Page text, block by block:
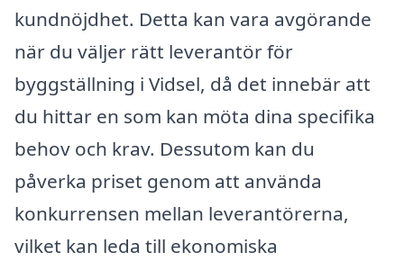
kundnöjdhet. Detta kan vara avgörande
när du väljer rätt leverantör för
byggställning i Vidsel, då det innebär att
du hittar en som kan möta dina specifika
behov och krav. Dessutom kan du
påverka priset genom att använda
konkurrensen mellan leverantörerna,
vilket kan leda till ekonomiska